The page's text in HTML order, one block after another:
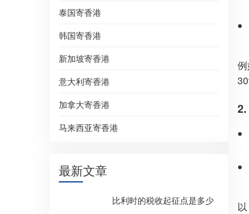
泰国寄香港
韩国寄香港
新加坡寄香港
意大利寄香港
加拿大寄香港
马来西亚寄香港
最新文章
比利时的税收起征点是多少